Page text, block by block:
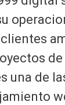
una de